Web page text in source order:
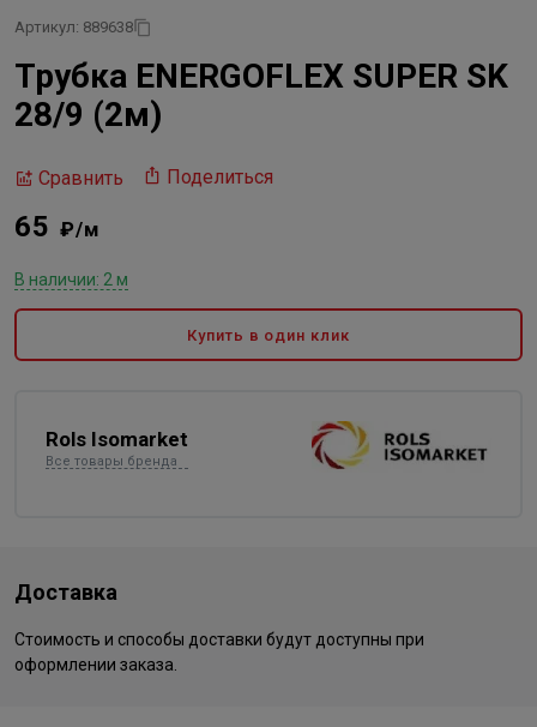
Артикул: 889638
Трубка ENERGOFLEX SUPER SK
28/9 (2м)
Сравнить Поделиться
65 ₽/м
В наличии: 2 м
Купить в один клик
Rols Isomarket
Все товары бренда
Доставка
Стоимость и способы доставки будут доступны при
оформлении заказа.